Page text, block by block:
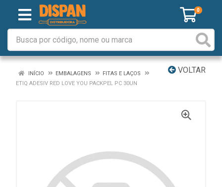
0
VOLTAR
INÍCIO EMBALAGENS
FITAS E LAÇOS
ETIQ ADESIV RED LOVE YOU PACKPEL PC 30UN